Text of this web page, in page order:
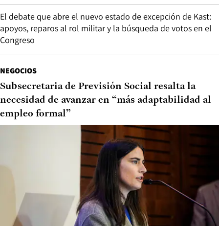
El debate que abre el nuevo estado de excepción de Kast:
apoyos, reparos al rol militar y la búsqueda de votos en el
Congreso
NEGOCIOS
Subsecretaria de Previsión Social resalta la
necesidad de avanzar en “más adaptabilidad al
empleo formal”